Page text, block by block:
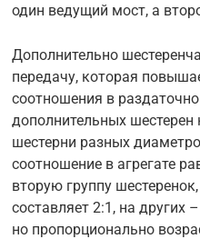
один ведущий мост, а
Дополнительно
передачу, которая
соотношения в
дополнительных
шестерни разных
соотношение в агрегате
вторую группу
составляет 2:1, на других
но пропорционально